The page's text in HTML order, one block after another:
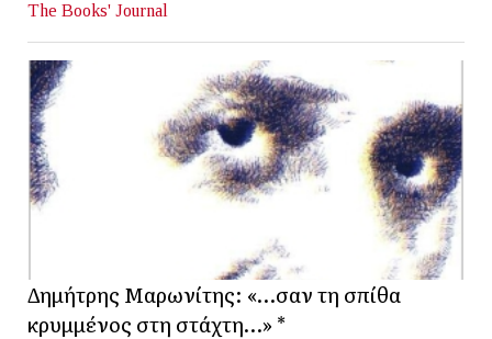
The Books' Journal
Δημήτρης Μαρωνίτης: «…σαν τη σπίθα
κρυμμένος στη στάχτη…» *